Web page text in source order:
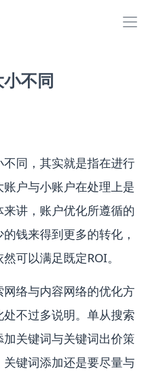
不同
同，其实就是指在进行
户与小账户在处理上是
讲，账户优化所遵循的
钱来得到更多的转化，
可以满足既定ROI。
络与内容网络的优化方
不过多说明。单从搜索
关键词与关键词出价策
键词添加还是要尽量与